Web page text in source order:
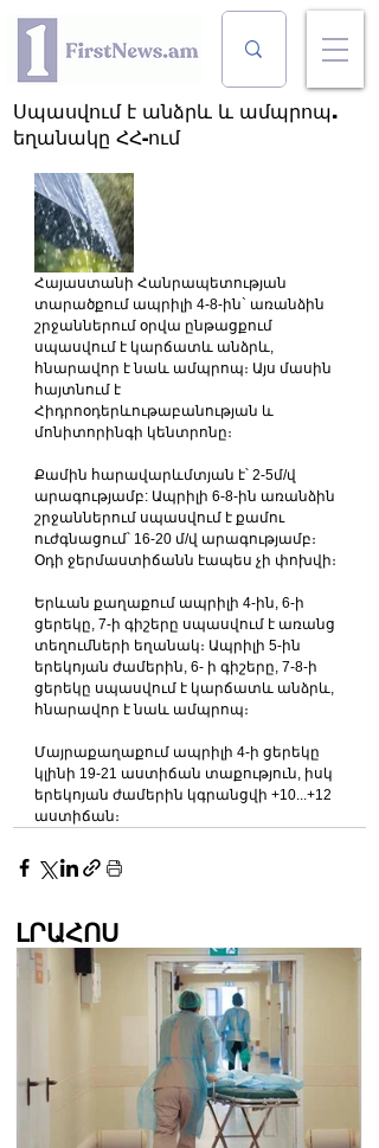
Սպասվում է անձրև և ամպրոպ.
եղանակը ՀՀ-ում
Հայաստանի Հանրապետության
տարածքում ապրիլի 4-8-ին` առանձին
շրջաններում օրվա ընթացքում
սպասվում է կարճատև անձրև,
հնարավոր է նաև ամպրոպ։ Այս մասին
հայտնում է
Հիդրոօդերևութաբանության և
մոնիտորինգի կենտրոնը։
Քամին հարավարևմտյան է՝ 2-5մ/վ
արագությամբ: Ապրիլի 6-8-ին առանձին
շրջաններում սպասվում է քամու
ուժգնացում՝ 16-20 մ/վ արագությամբ։
Օդի ջերմաստիճանն էապես չի փոխվի։
Երևան քաղաքում ապրիլի 4-ին, 6-ի
ցերեկը, 7-ի գիշերը սպասվում է առանց
տեղումների եղանակ։ Ապրիլի 5-ին
երեկոյան ժամերին, 6- ի գիշերը, 7-8-ի
ցերեկը սպասվում է կարճատև անձրև,
հնարավոր է նաև ամպրոպ։
Մայրաքաղաքում ապրիլի 4-ի ցերեկը
կլինի 19-21 աստիճան տաքություն, իսկ
երեկոյան ժամերին կգրանցվի +10...+12
աստիճան։
ԼՐԱՀՈՍ